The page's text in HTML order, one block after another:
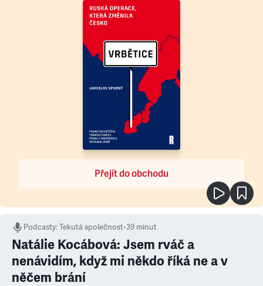
Přejít do obchodu
Podcasty:Tekutá společnost•39 minut
Natálie Kocábová: Jsem rváč a
nenávidím, když mi někdo říká ne a v
něčem brání